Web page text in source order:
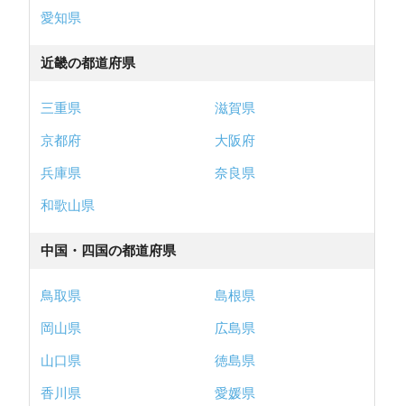
愛知県
近畿の都道府県
三重県
滋賀県
京都府
大阪府
兵庫県
奈良県
和歌山県
中国・四国の都道府県
鳥取県
島根県
岡山県
広島県
山口県
徳島県
香川県
愛媛県